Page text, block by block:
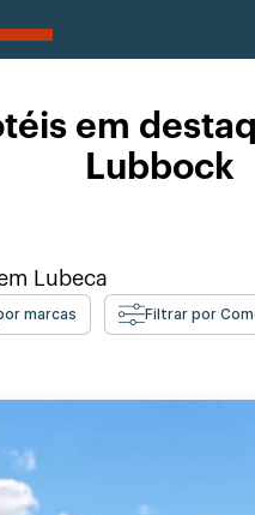
em
Lubbock
Lubeca
marcas Filtrar por